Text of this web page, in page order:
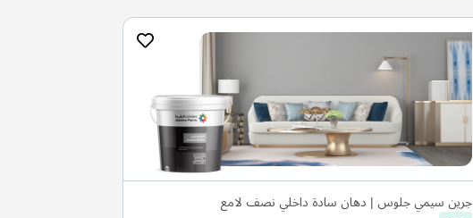
جرين سيمي جلوس | دهان سادة داخلي نصف لامع